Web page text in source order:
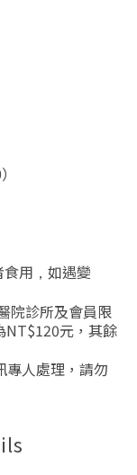
用 ， 如遇變
院診所及會員限
NT$120元，其餘
專人處理，請勿